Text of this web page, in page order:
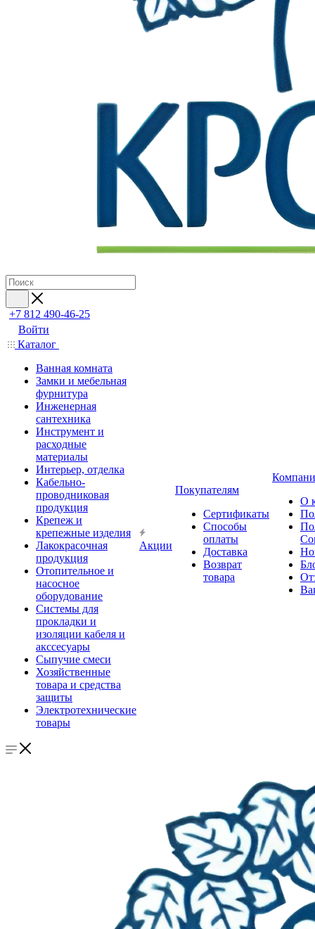
+7 812 490-46-25
Войти
Каталог
Ванная комната
Замки и мебельная
фурнитура
Инженерная
сантехника
Инструмент и
расходные
материалы
Интерьер, отделка
Кабельно-
проводниковая
продукция
Крепеж и
крепежные изделия
Лакокрасочная
продукция
Отопительное и
насосное
оборудование
Системы для
прокладки и
изоляции кабеля и
акссесуары
Сыпучие смеси
Хозяйственные
товара и средства
защиты
Электротехнические
товары
Акции
Покупателям
Сертификаты
Способы
оплаты
Доставка
Возврат
товара
О